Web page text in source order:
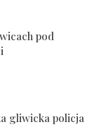
pod
gliwicka policja